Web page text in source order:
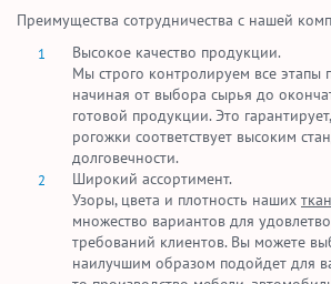
Преимущества сотрудничества с нашей
Высокое качество продукции.
Мы строго контролируем все этапы
начиная от выбора сырья до
готовой продукции. Это
рогожки соответствует высоким
долговечности.
Широкий ассортимент.
Узоры, цвета и плотность наших
множество вариантов для
требований клиентов. Вы можете
наилучшим образом подойдет для